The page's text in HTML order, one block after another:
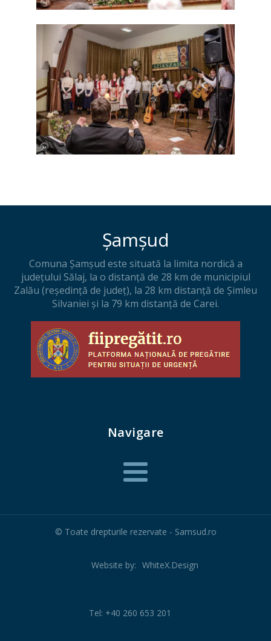
Șamșud
Comuna Șamșud este situată la limita nordică a
judeţului Sălaj, la o distanţă de 28 km de municipiul
Zalău (reşedinţă de judeţ), la 28 km distanţă de Şimleu
Silvaniei şi la 79 km distanţă de Carei.
Navigare
© Toate drepturile rezervate - Samsud.ro
Website by: WhiteX.Design
Tel: +40 260 653 201